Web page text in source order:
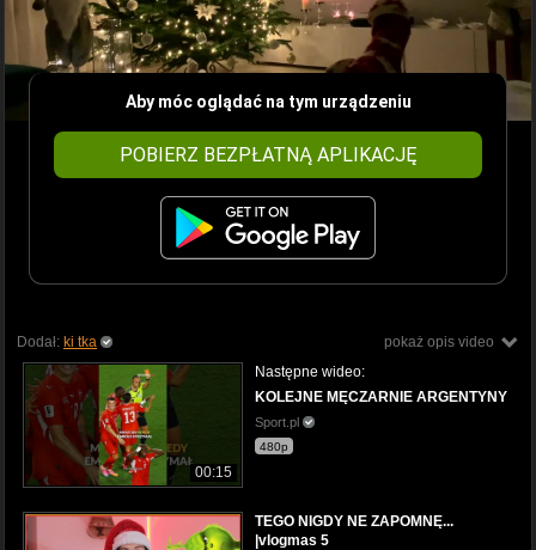
Aby móc oglądać na tym urządzeniu
POBIERZ BEZPŁATNĄ APLIKACJĘ
pokaż opis video
Dodał: ki tka
00:15
Następne wideo:
KOLEJNE MĘCZARNIE ARGENTYNY
Sport.pl
480p
TEGO NIGDY NE ZAPOMNĘ...
|vlogmas 5